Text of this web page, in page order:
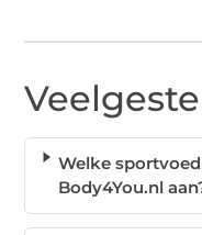
Welke
Body4You.nl